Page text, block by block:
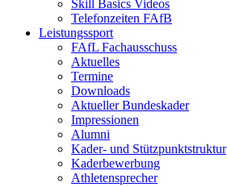
Skill Basics Videos
Telefonzeiten FAfB
Leistungssport
FAfL Fachausschuss
Aktuelles
Termine
Downloads
Aktueller Bundeskader
Impressionen
Alumni
Kader- und Stützpunktstruktur
Kaderbewerbung
Athletensprecher